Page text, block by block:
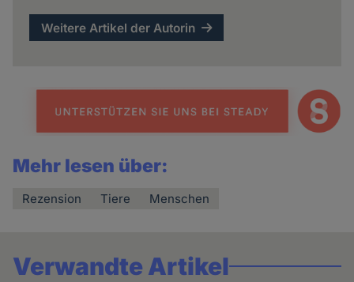
Weitere Artikel der Autorin
Mehr lesen über:
Rezension Tiere Menschen
Verwandte Artikel